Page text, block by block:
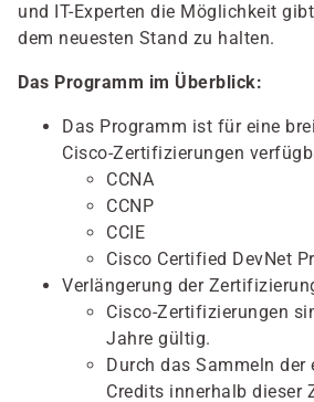
und IT-Experten die Möglichkeit
dem neuesten Stand zu halten.
Das Programm im Überblick:
Das Programm ist für eine
Cisco-Zertifizierungen
CCNA
CCNP
CCIE
Cisco Certified DevNet
Verlängerung der
Cisco-Zertifizierungen
Jahre gültig.
Durch das Sammeln der
Credits innerhalb dieser